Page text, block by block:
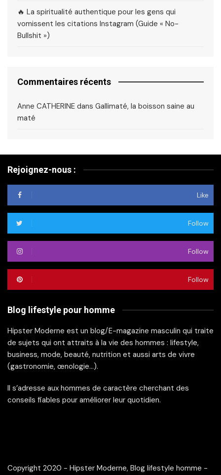
🔥 La spiritualité authentique pour les gens qui
vomissent les citations Instagram (Guide « No-
Bullshit »)
Commentaires récents
Anne CATHERINE dans Gallimaté, la boisson saine au
maté
Rejoignez-nous :
Like
Follow
Follow
Follow
Blog lifestyle pour homme
Hipster Moderne est un blog/E-magazine masculin qui traite
de sujets qui ont attraits à la vie des hommes : lifestyle,
business, mode, beauté, nutrition et aussi arts de vivre
(gastronomie, œnologie…).
Il s’adresse aux hommes de caractère cherchant des
conseils fiables pour améliorer leur quotidien.
Copyright 2020 - Hipster Moderne, Blog lifestyle homme -